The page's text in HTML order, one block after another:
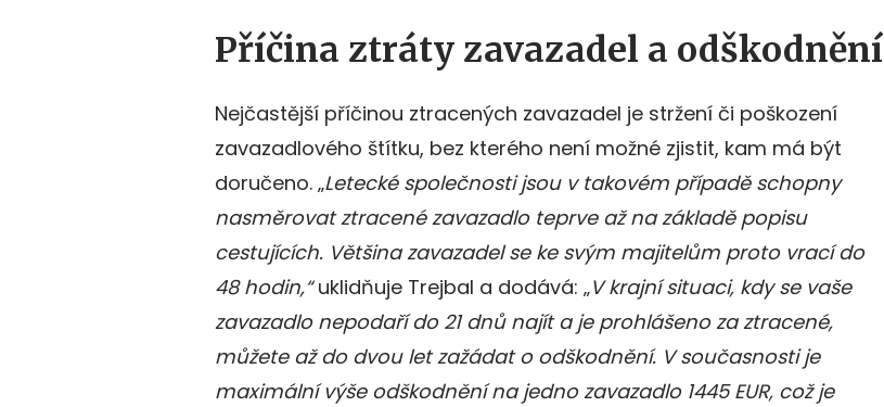
Příčina ztráty zavazadel a odškodnění
Nejčastější příčinou ztracených zavazadel je stržení či poškození
zavazadlového štítku, bez kterého není možné zjistit, kam má být
doručeno. „Letecké společnosti jsou v takovém případě schopny
nasměrovat ztracené zavazadlo teprve až na základě popisu
cestujících. Většina zavazadel se ke svým majitelům proto vrací do
48 hodin,“uklidňuje Trejbal a dodává: „V krajní situaci, kdy se vaše
zavazadlo nepodaří do 21 dnů najít a je prohlášeno za ztracené,
můžete až do dvou let zažádat o odškodnění. V současnosti je
maximální výše odškodnění na jedno zavazadlo 1445 EUR, což je